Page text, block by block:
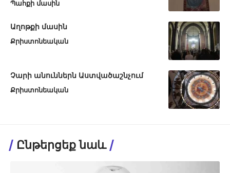
Պահքի մասին
Աղոթքի մասին
Քրիստոնեական
Չարի անուններն Աստվածաշնչում
Քրիստոնեական
Ընթերցեք նաև